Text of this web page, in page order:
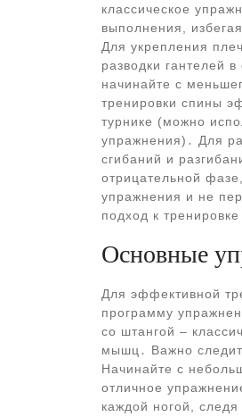
классическое
выполнения,
Для укрепления
разводки гантелей
начинайте с
тренировки спины
турнике (можно
упражнения)․ Для
сгибаний и
отрицательной
упражнения и не
подход к
Основные
Для эффективной
программу
со штангой –
мышц․ Важно
Начинайте с
отличное
каждой ногой,